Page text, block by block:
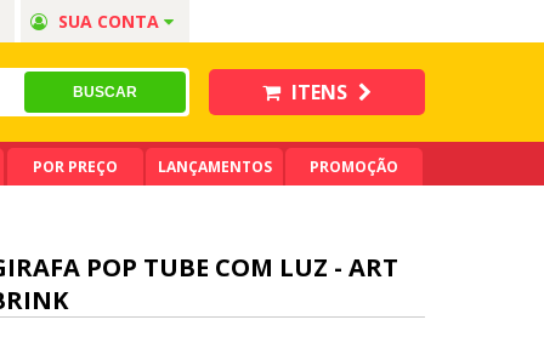
SUA CONTA
ITENS
POR PREÇO LANÇAMENTOS PROMOÇÃO
POP TUBE COM LUZ - ART